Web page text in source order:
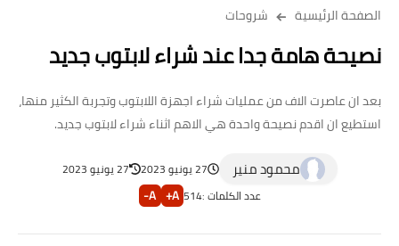
الصفحة الرئيسية شروحات
نصيحة هامة جدا عند شراء لابتوب جديد
بعد ان عاصرت الاف من عمليات شراء اجهزة اللابتوب وتجربة الكثير منها،
استطيع ان اقدم نصيحة واحدة هي الاهم اثناء شراء لابتوب جديد.
محمود منير 27 يونيو 2023
27 يونيو 2023
عدد الكلمات :514
A+
A-